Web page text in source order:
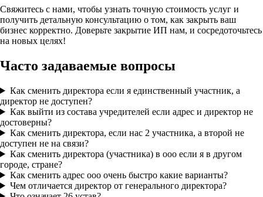
Свяжитесь с нами, чтобы узнать точную стоимость услуг и
получить детальную консультацию о том, как закрыть ваш
бизнес корректно. Доверьте закрытие ИП нам, и сосредоточьтесь
на новых целях!
Часто задаваемые вопросы
Как сменить директора если я единственный участник, а
директор не доступен?
Как выйти из состава учредителей если адрес и директор не
достоверны?
Как сменить директора, если нас 2 участника, а второй не
доступен не на связи?
Как сменить директора (участника) в ооо если я в другом
городе, стране?
Как сменить адрес ооо очень быстро какие варианты?
Чем отличается директор от генерального директора?